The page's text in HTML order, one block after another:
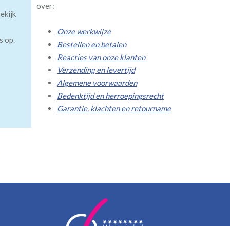
op.
over:
Onze werkwijze
Bestellen en betalen
Reacties van onze klanten
Verzending en levertijd
Algemene voorwaarden
Bedenktijd en herroepingsrecht
Garantie, klachten en retourname